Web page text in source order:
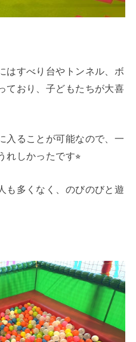
はすべり台やトンネル、ボ
ており、子どもたちが大喜
入ることが可能なので、一
れしかったです⭐︎
も多くなく、のびのびと遊